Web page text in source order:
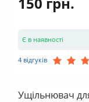
Є в наявності
4 відгуків
Ущільнювач